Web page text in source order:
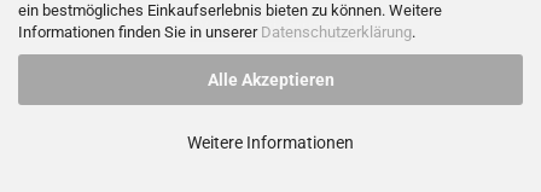
ein bestmögliches Einkaufserlebnis bieten zu können. Weitere
Informationen finden Sie in unserer Datenschutzerklärung.
Alle Akzeptieren
Weitere Informationen
Vertrag widerrufen